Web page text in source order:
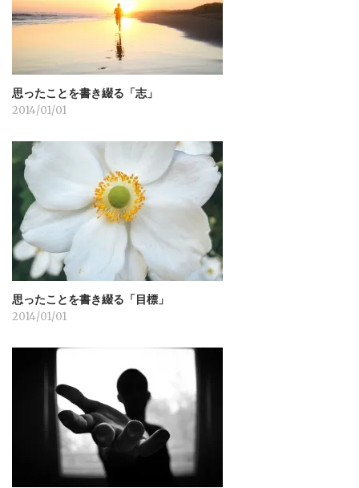
思ったことを書き綴る「志」
2014/01/01
思ったことを書き綴る「目標」
2014/01/01